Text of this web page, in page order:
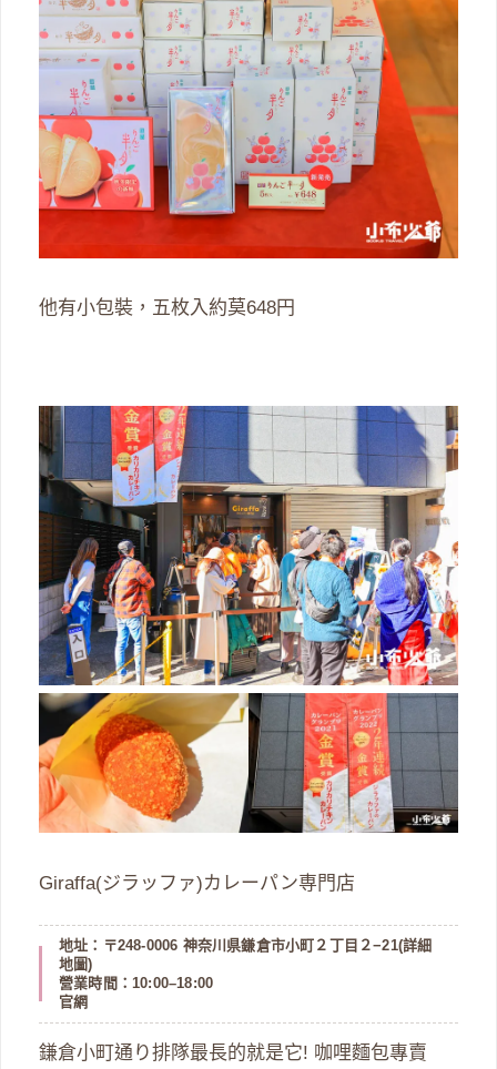
他有小包裝，五枚入約莫648円
Giraffa(ジラッファ)カレーパン専門店
地址：〒248-0006 神奈川県鎌倉市小町２丁目２−21(詳細
地圖)
營業時間：10:00–18:00
官網
鎌倉小町通り排隊最長的就是它! 咖哩麵包專賣